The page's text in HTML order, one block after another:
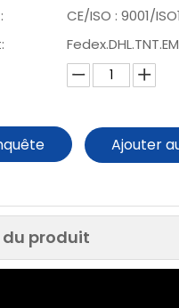
CE/ISO : 9001/
Ajouter
produit